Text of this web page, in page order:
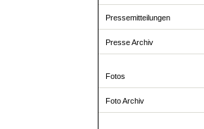
Pressemitteilungen
Presse Archiv
Fotos
Foto Archiv